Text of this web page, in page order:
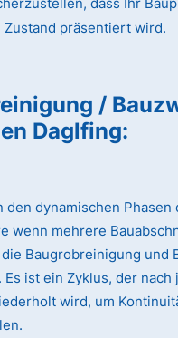
Zustand präsentiert wird.
/
Daglfing:
den dynamischen Phasen
wenn mehrere
Baugrobreinigung und
Es ist ein Zyklus, der
wird, um